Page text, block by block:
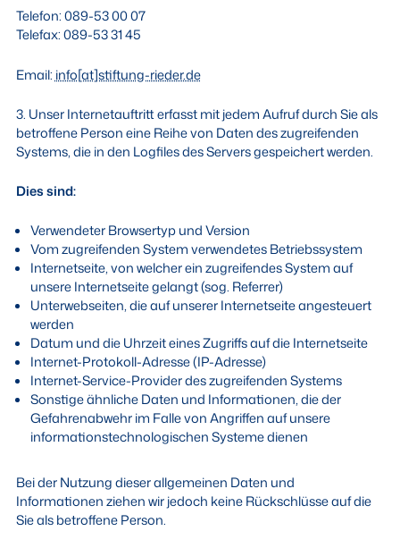
Telefon: 089-53 00 07
Telefax: 089-53 31 45
Email: info[at]stiftung-rieder.de
3. Unser Internetauftritt erfasst mit jedem Aufruf durch Sie als
betroffene Person eine Reihe von Daten des zugreifenden
Systems, die in den Logfiles des Servers gespeichert werden.
Dies sind:
Verwendeter Browsertyp und Version
Vom zugreifenden System verwendetes Betriebssystem
Internetseite, von welcher ein zugreifendes System auf
unsere Internetseite gelangt (sog. Referrer)
Unterwebseiten, die auf unserer Internetseite angesteuert
werden
Datum und die Uhrzeit eines Zugriffs auf die Internetseite
Internet-Protokoll-Adresse (IP-Adresse)
Internet-Service-Provider des zugreifenden Systems
Sonstige ähnliche Daten und Informationen, die der
Gefahrenabwehr im Falle von Angriffen auf unsere
informationstechnologischen Systeme dienen
Bei der Nutzung dieser allgemeinen Daten und
Informationen ziehen wir jedoch keine Rückschlüsse auf die
Sie als betroffene Person.